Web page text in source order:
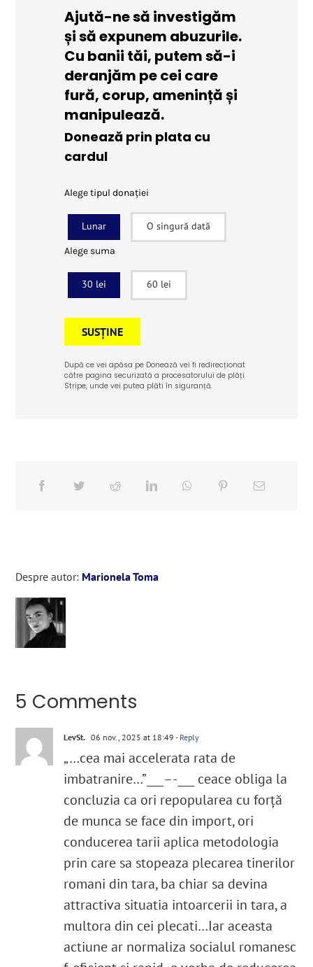
Ajută-ne să investigăm
și să expunem abuzurile.
Cu banii tăi, putem să-i
deranjăm pe cei care
fură, corup, amenință și
manipulează.
Donează prin plata cu
cardul
Alege tipul donației
Lunar O singură dată
Alege suma
30 lei 60 lei
SUSȚINE
După ce vei apăsa pe Donează vei fi redirecționat
către pagina securizată a procesatorului de plăți
Stripe, unde vei putea plăti în siguranță.
Despre autor: Marionela Toma
5 Comments
LevSt. 06 nov., 2025 at 18:49 - Reply
„…cea mai accelerata rata de
imbatranire…”___–-___ ceace obliga la
concluzia ca ori repopularea cu forță
de munca se face din import, ori
conducerea tarii aplica metodologia
prin care sa stopeaza plecarea tinerilor
romani din tara, ba chiar sa devina
attractiva situatia intoarcerii in tara, a
multora din cei plecati…Iar aceasta
actiune ar normaliza socialul romanesc